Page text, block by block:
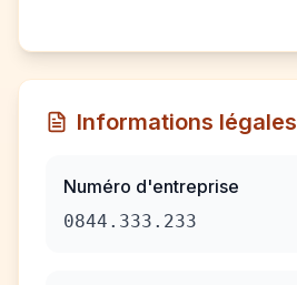
Informations légales
Numéro d'entreprise
0844.333.233